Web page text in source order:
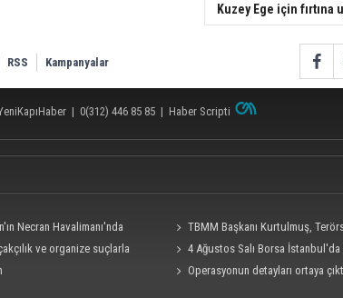
Kuzey Ege için fırtına
RSS Kampanyalar
| 0(312) 446 85 85 | Haber Scripti
Necran Havalimanı'nda
vurduklarını açıkladı
TBMM Başkanı Kurtulmuş,
teklifine imza attı
ve organize suçlarla
yapıldı
4 Ağustos Salı Borsa İstanbul'da
bakış!Operasyonun detayları ortaya